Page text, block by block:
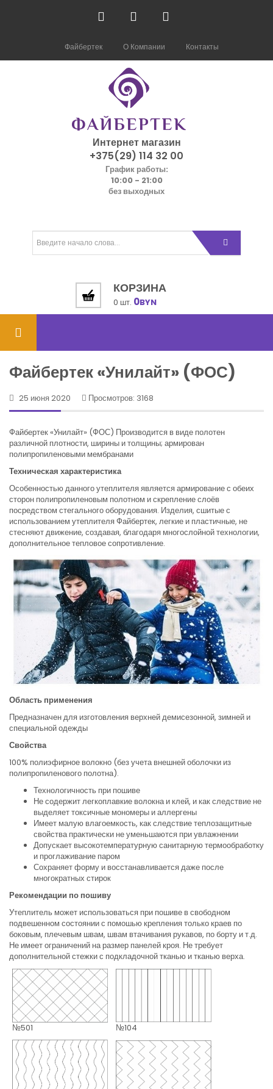
Файбертек О Компании Контакты
Интернет магазин
+375(29) 114 32 00
График работы:
10:00 - 21:00
без выходных
КОРЗИНА
0 шт. 0BYN
Файбертек «Унилайт» (ФОС)
25 июня 2020 Просмотров: 3168
Файбертек «Унилайт» (ФОС) Производится в виде полотен
различной плотности, ширины и толщины; армирован
полипропиленовыми мембранами
Техническая характеристика
Особенностью данного утеплителя является армирование с обеих
сторон полипропиленовым полотном и скрепление слоёв
посредством стегального оборудования. Изделия, сшитые с
использованием утеплителя Файбертек, легкие и пластичные, не
стесняют движение, создавая, благодаря многослойной технологии,
дополнительное тепловое сопротивление.
Область применения
Предназначен для изготовления верхней демисезонной, зимней и
специальной одежды
Свойства
100% полиэфирное волокно (без учета внешней оболочки из
полипропиленового полотна).
Технологичность при пошиве
Не содержит легкоплавкие волокна и клей, и как следствие не
выделяет токсичные мономеры и аллергены
Имеет малую влагоемкость, как следствие теплозащитные
свойства практически не уменьшаются при увлажнении
Допускает высокотемпературную санитарную термообработку
и проглаживание паром
Сохраняет форму и восстанавливается даже после
многократных стирок
Рекомендации по пошиву
Утеплитель может использоваться при пошиве в свободном
подвешенном состоянии с помошью крепления только краев по
боковым, плечевым швам, швам втачивания рукавов, по борту и т.д.
Не имеет ограничений на размер панелей кроя. Не требует
дополнительной стежки с подкладочной тканью и тканью верха.
№501 №104